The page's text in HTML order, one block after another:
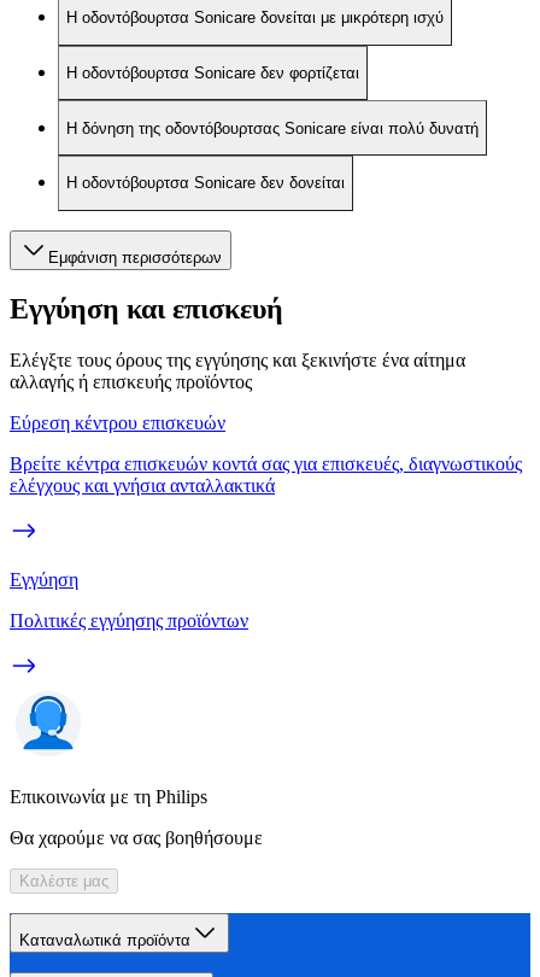
Η οδοντόβουρτσα Sonicare δονείται με μικρότερη ισχύ
Η οδοντόβουρτσα Sonicare δεν φορτίζεται
Η δόνηση της οδοντόβουρτσας Sonicare είναι πολύ δυνατή
Η οδοντόβουρτσα Sonicare δεν δονείται
Εμφάνιση περισσότερων
Εγγύηση και επισκευή
Ελέγξτε τους όρους της εγγύησης και ξεκινήστε ένα αίτημα
αλλαγής ή επισκευής προϊόντος
Εύρεση κέντρου επισκευών
Βρείτε κέντρα επισκευών κοντά σας για επισκευές, διαγνωστικούς
ελέγχους και γνήσια ανταλλακτικά
Εγγύηση
Πολιτικές εγγύησης προϊόντων
Επικοινωνία με τη Philips
Θα χαρούμε να σας βοηθήσουμε
Καλέστε μας
Καταναλωτικά προϊόντα